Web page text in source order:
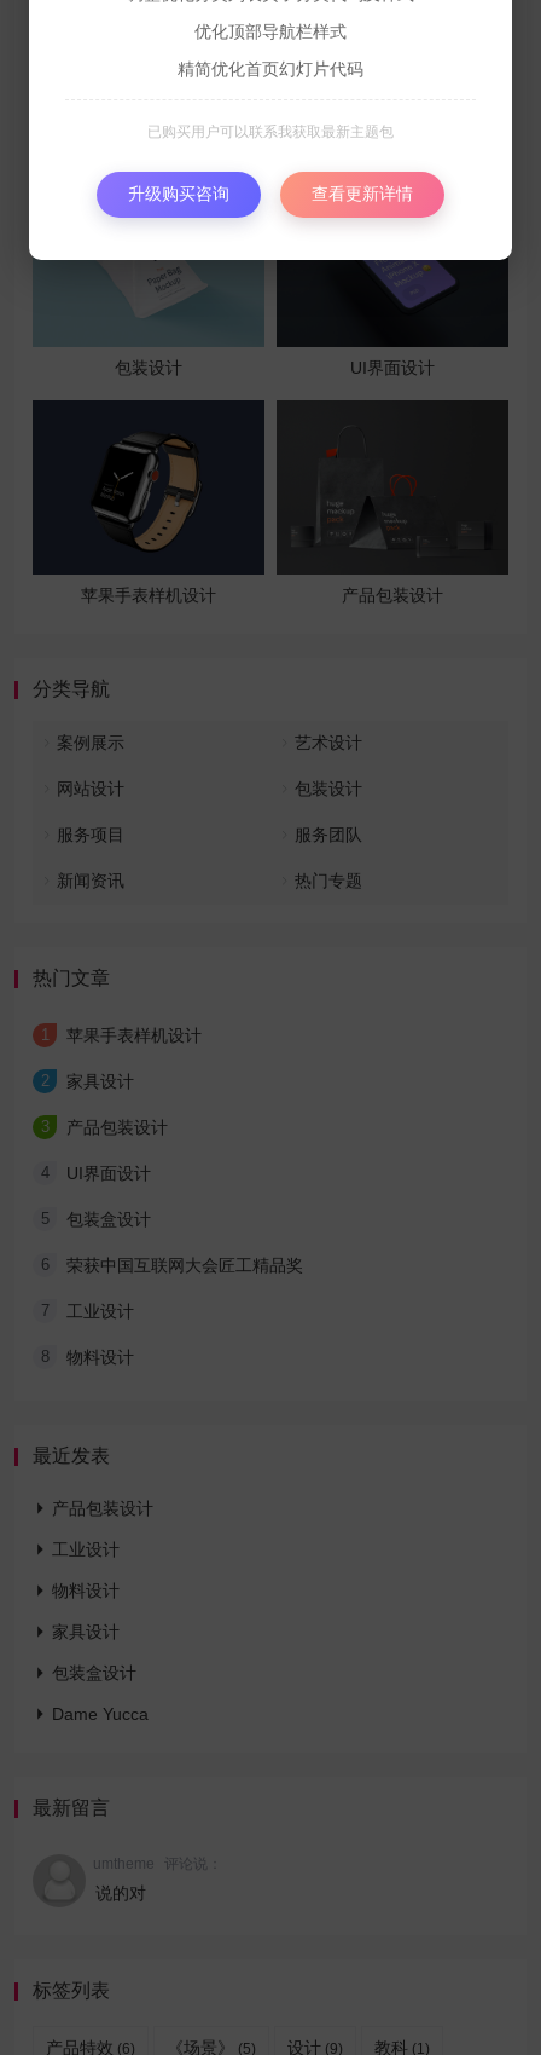
包装盒设计 皱皮模型设计
包装设计 UI界面设计
苹果手表样机设计 产品包装设计
分类导航
案例展示 艺术设计
网站设计 包装设计
服务项目 服务团队
新闻资讯 热门专题
热门文章
1 苹果手表样机设计
2 家具设计
3 产品包装设计
4 UI界面设计
5 包装盒设计
6 荣获中国互联网大会匠工精品奖
7 工业设计
8 物料设计
最近发表
 产品包装设计
 工业设计
 物料设计
 家具设计
 包装盒设计
 Dame Yucca
最新留言
umtheme 评论说：
说的对
标签列表
产品特效 (6) 《场景》 (5) 设计 (9) 教科 (1)
优化顶部导航栏样式
精简优化首页幻灯片代码
已购买用户可以联系我获取最新主题包
升级购买咨询 查看更新详情